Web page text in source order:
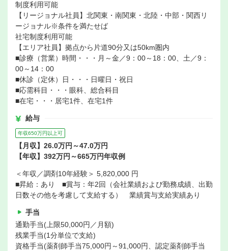
制度利用可能
【リージョナル社員】北関東・南関東・北陸・中部・関西リ
ージョナル※条件を満たせば
社宅制度利用可能
【エリア社員】拠点から片道90分又は50km圏内
■診療（営業）時間・・・月～金／9：00～18：00、土／9：
00～14：00
■休診（定休）日・・・日曜日・祝日
■応需科目・・・眼科、総合科目
■在宅・・・居宅1件、在宅1件
給与
年収650万円以上可
【月収】26.0万円～47.0万円
【年収】392万円～665万円年収例
＜年収／調剤10年経験＞ 5,820,000 円
■昇給：あり ■賞与：年2回（会社業績および勤務成績、出勤
日数その他を考慮して支給する） 業績賞与支給実績あり
手当
通勤手当(上限50,000円／月額)
残業手当(1分単位で支給)
資格手当(薬剤師手当75,000円～91,000円、認定薬剤師手当